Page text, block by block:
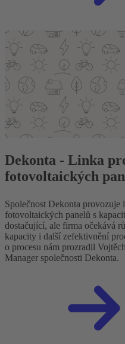
Dekonta - Linka
fotovoltaických
Společnost Dekonta provozuje
fotovoltaických panelů s
dostačující, ale firma očekává
kapacity i další zefektivnění
o procesu nám prozradil
Manager společnosti Dekonta.